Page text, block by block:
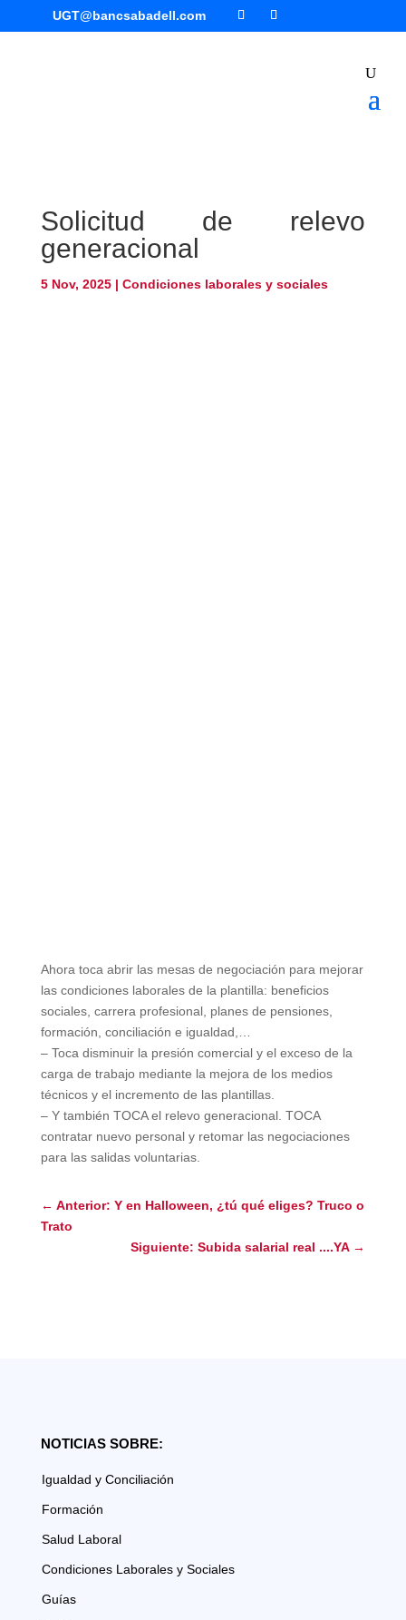
UGT@bancsabadell.com
Solicitud de relevo
generacional
5 Nov, 2025| Condiciones laborales y sociales
Ahora toca abrir las mesas de negociación para mejorar
las condiciones laborales de la plantilla: beneficios
sociales, carrera profesional, planes de pensiones,
formación, conciliación e igualdad,…
– Toca disminuir la presión comercial y el exceso de la
carga de trabajo mediante la mejora de los medios
técnicos y el incremento de las plantillas.
– Y también TOCA el relevo generacional. TOCA
contratar nuevo personal y retomar las negociaciones
para las salidas voluntarias.
← Anterior: Y en Halloween, ¿tú qué eliges? Truco o
Trato
Siguiente: Subida salarial real ....YA→
NOTICIAS SOBRE:
Igualdad y Conciliación
Formación
Salud Laboral
Condiciones Laborales y Sociales
Guías